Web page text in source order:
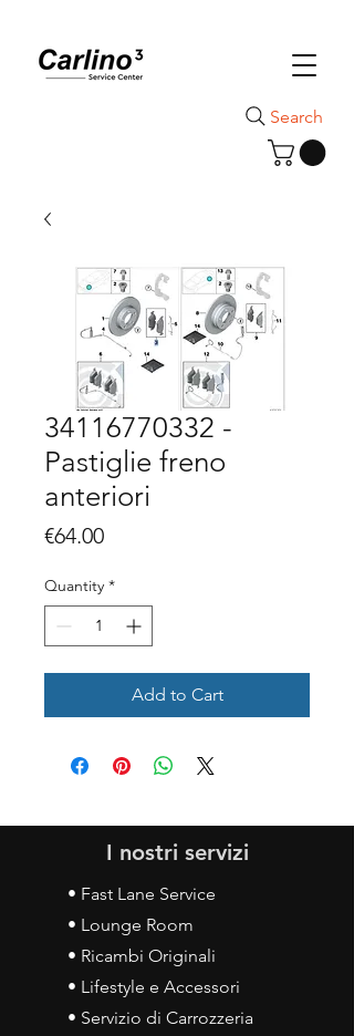
Search
34116770332 -
Pastiglie freno
anteriori
€64.00Price
Quantity *
Add to Cart
I nostri servizi
• Fast Lane Service
• Lounge Room
• Ricambi Originali
• Lifestyle e Accessori
• Servizio di Carrozzeria